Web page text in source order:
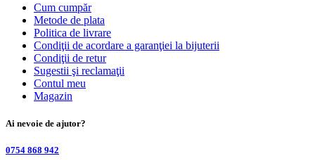
Cum cumpăr
Metode de plata
Politica de livrare
Condiţii de acordare a garanţiei la bijuterii
Condiţii de retur
Sugestii şi reclamaţii
Contul meu
Magazin
Ai nevoie de ajutor?
0754 868 942